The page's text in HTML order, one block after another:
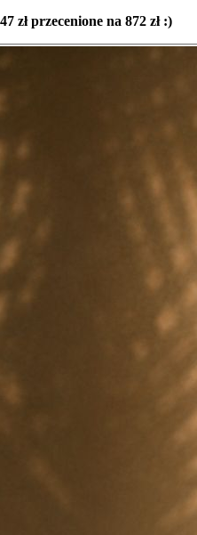
zł przecenione na 872 zł :)